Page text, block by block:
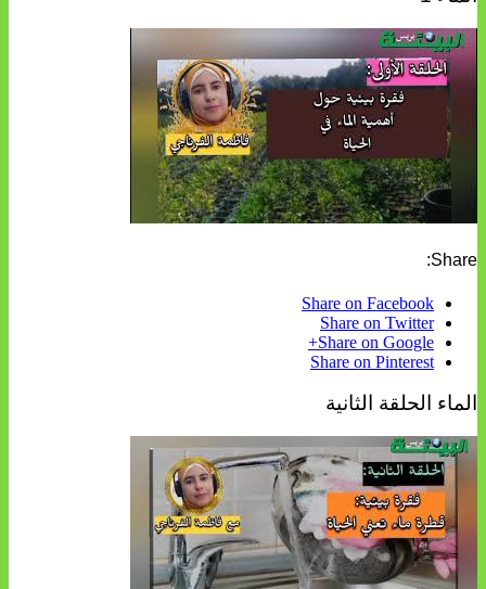
Share:
Share on Facebook
Share on Twitter
Share on Google+
Share on Pinterest
الماء الحلقة الثانية